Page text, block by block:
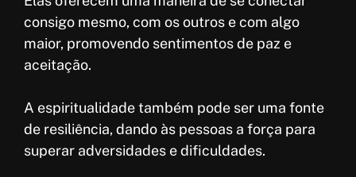
consigo mesmo, com os outros e com algo
maior, promovendo sentimentos de paz e
aceitação.
A espiritualidade também pode ser uma fonte
de resiliência, dando às pessoas a força para
superar adversidades e dificuldades.